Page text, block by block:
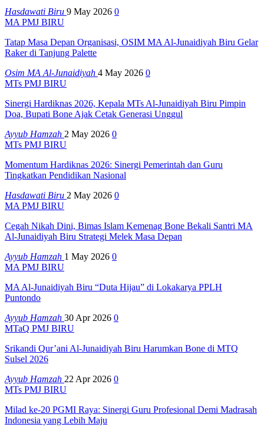
Hasdawati Biru 9 May 2026 0
MA PMJ BIRU
Tatap Masa Depan Organisasi, OSIM MA Al-Junaidiyah Biru Gelar
Raker di Tanjung Palette
Osim MA Al-Junaidiyah 4 May 2026 0
MTs PMJ BIRU
Sinergi Hardiknas 2026, Kepala MTs Al-Junaidiyah Biru Pimpin
Doa, Bupati Bone Ajak Cetak Generasi Unggul
Ayyub Hamzah 2 May 2026 0
MTs PMJ BIRU
Momentum Hardiknas 2026: Sinergi Pemerintah dan Guru
Tingkatkan Pendidikan Nasional
Hasdawati Biru 2 May 2026 0
MA PMJ BIRU
Cegah Nikah Dini, Bimas Islam Kemenag Bone Bekali Santri MA
Al-Junaidiyah Biru Strategi Melek Masa Depan
Ayyub Hamzah 1 May 2026 0
MA PMJ BIRU
MA Al-Junaidiyah Biru “Duta Hijau” di Lokakarya PPLH
Puntondo
Ayyub Hamzah 30 Apr 2026 0
MTaQ PMJ BIRU
Srikandi Qur’ani Al-Junaidiyah Biru Harumkan Bone di MTQ
Sulsel 2026
Ayyub Hamzah 22 Apr 2026 0
MTs PMJ BIRU
Milad ke-20 PGMI Raya: Sinergi Guru Profesional Demi Madrasah
Indonesia yang Lebih Maju